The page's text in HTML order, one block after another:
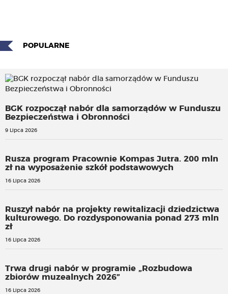
POPULARNE
BGK rozpoczął nabór dla samorządów w Funduszu
Bezpieczeństwa i Obronności
9 Lipca 2026
Rusza program Pracownie Kompas Jutra. 200 mln
zł na wyposażenie szkół podstawowych
16 Lipca 2026
Ruszył nabór na projekty rewitalizacji dziedzictwa
kulturowego. Do rozdysponowania ponad 273 mln
zł
16 Lipca 2026
Trwa drugi nabór w programie „Rozbudowa
zbiorów muzealnych 2026”
16 Lipca 2026